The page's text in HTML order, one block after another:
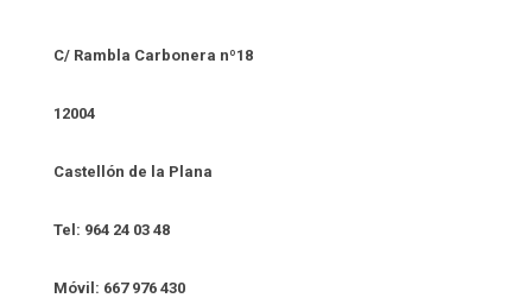
C/ Rambla Carbonera nº18
12004
Castellón de la Plana
Tel: 964 24 03 48
Móvil: 667 976 430